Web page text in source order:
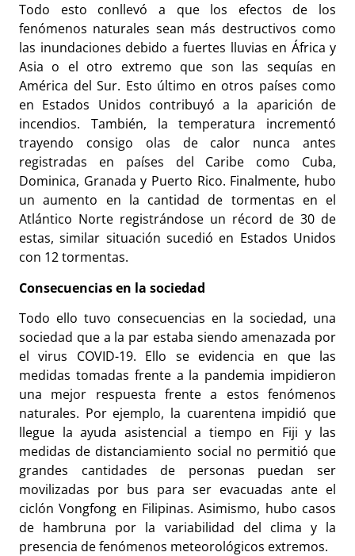
Todo esto conllevó a que los efectos de los
fenómenos naturales sean más destructivos como
las inundaciones debido a fuertes lluvias en África y
Asia o el otro extremo que son las sequías en
América del Sur. Esto último en otros países como
en Estados Unidos contribuyó a la aparición de
incendios. También, la temperatura incrementó
trayendo consigo olas de calor nunca antes
registradas en países del Caribe como Cuba,
Dominica, Granada y Puerto Rico. Finalmente, hubo
un aumento en la cantidad de tormentas en el
Atlántico Norte registrándose un récord de 30 de
estas, similar situación sucedió en Estados Unidos
con 12 tormentas.
Consecuencias en la sociedad
Todo ello tuvo consecuencias en la sociedad, una
sociedad que a la par estaba siendo amenazada por
el virus COVID-19. Ello se evidencia en que las
medidas tomadas frente a la pandemia impidieron
una mejor respuesta frente a estos fenómenos
naturales. Por ejemplo, la cuarentena impidió que
llegue la ayuda asistencial a tiempo en Fiji y las
medidas de distanciamiento social no permitió que
grandes cantidades de personas puedan ser
movilizadas por bus para ser evacuadas ante el
ciclón Vongfong en Filipinas. Asimismo, hubo casos
de hambruna por la variabilidad del clima y la
presencia de fenómenos meteorológicos extremos.